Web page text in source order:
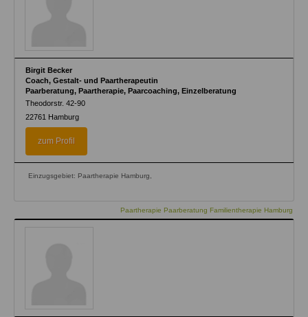
Birgit Becker
Coach, Gestalt- und Paartherapeutin
Paarberatung, Paartherapie, Paarcoaching, Einzelberatung
Theodorstr. 42-90
22761 Hamburg
zum Profil
Einzugsgebiet: Paartherapie Hamburg,
Paartherapie Paarberatung Familientherapie Hamburg